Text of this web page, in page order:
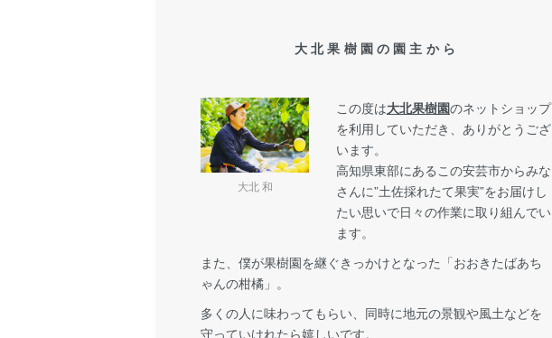
大北果樹園の園主から
大北 和
この度は大北果樹園のネットショップ
を利用していただき、ありがとうござ
います。
高知県東部にあるこの安芸市からみな
さんに”土佐採れたて果実”をお届けし
たい思いで日々の作業に取り組んでい
ます。
また、僕が果樹園を継ぐきっかけとなった「おおきたばあち
ゃんの柑橘」。
多くの人に味わってもらい、同時に地元の景観や風土などを
守っていけれたら嬉しいです。